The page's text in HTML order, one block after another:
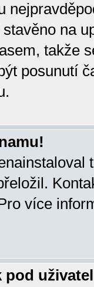
na
takže
posunutí
více
pod